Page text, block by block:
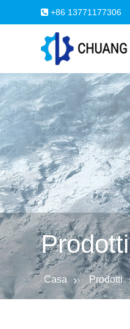
+86 13771177306
Prodotti
Casa Prodotti